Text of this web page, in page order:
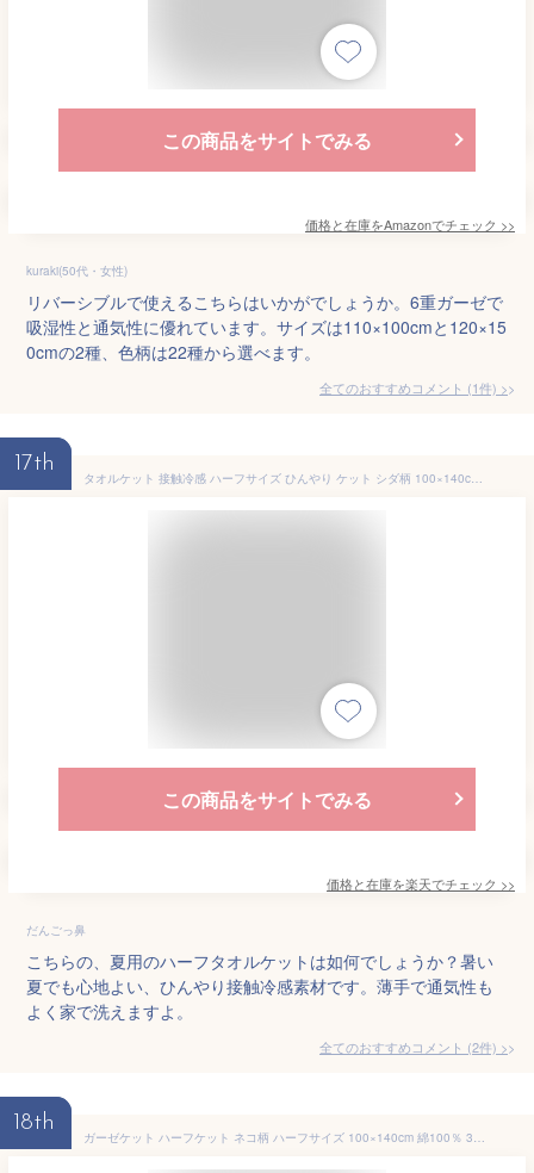
この商品をサイトでみる
価格と在庫をAmazonでチェック >>
kuraki(50代・女性)
リバーシブルで使えるこちらはいかがでしょうか。6重ガーゼで
吸湿性と通気性に優れています。サイズは110×100cmと120×15
0cmの2種、色柄は22種から選べます。
全てのおすすめコメント (1件) >
17th
タオルケット 接触冷感 ハーフサイズ ひんやり ケット シダ柄 100×140cm ハーフケット ジュニアケット お昼寝ケット 涼感 冷感 クールケット 夏掛け 肌掛け 軽い 軽量 通気性 速乾 薄手 洗える キルトケット 寝具 子供 夏用 エスニック ネイティブ アジアン 【送料無料】
この商品をサイトでみる
価格と在庫を楽天でチェック >>
だんごっ鼻
こちらの、夏用のハーフタオルケットは如何でしょうか？暑い
夏でも心地よい、ひんやり接触冷感素材です。薄手で通気性も
よく家で洗えますよ。
全てのおすすめコメント (2件) >
18th
ガーゼケット ハーフケット ネコ柄 ハーフサイズ 100×140cm 綿100％ 3重ガーゼ ジュニアケット 夏掛け 肌掛け 涼感 吸水 洗える タオルケット 寝具 布団 肌掛け布団 掛け布団 子供 カジュアル コットン ねこ CAT アニマル オールシーズン 北欧 新生活 【送料無料】